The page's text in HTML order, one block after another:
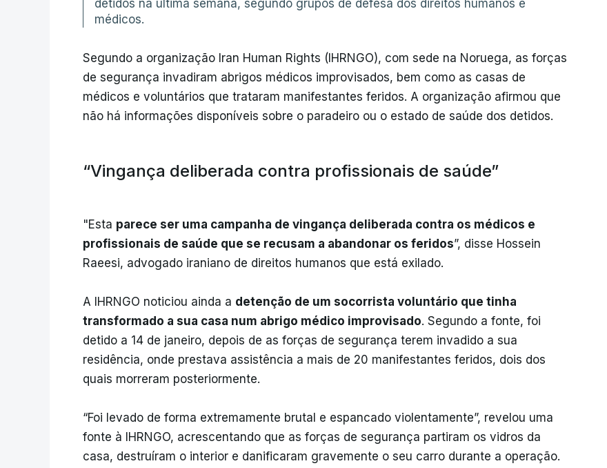
detidos na última semana, segundo grupos de defesa dos direitos humanos e
médicos.
Segundo a organização Iran Human Rights (IHRNGO), com sede na Noruega, as forças
de segurança invadiram abrigos médicos improvisados, bem como as casas de
médicos e voluntários que trataram manifestantes feridos. A organização afirmou que
não há informações disponíveis sobre o paradeiro ou o estado de saúde dos detidos.
“Vingança deliberada contra profissionais de saúde”
"Esta parece ser uma campanha de vingança deliberada contra os médicos e
profissionais de saúde que se recusam a abandonar os feridos”, disse Hossein
Raeesi, advogado iraniano de direitos humanos que está exilado.
A IHRNGO noticiou ainda a detenção de um socorrista voluntário que tinha
transformado a sua casa num abrigo médico improvisado. Segundo a fonte, foi
detido a 14 de janeiro, depois de as forças de segurança terem invadido a sua
residência, onde prestava assistência a mais de 20 manifestantes feridos, dois dos
quais morreram posteriormente.
“Foi levado de forma extremamente brutal e espancado violentamente”, revelou uma
fonte à IHRNGO, acrescentando que as forças de segurança partiram os vidros da
casa, destruíram o interior e danificaram gravemente o seu carro durante a operação.